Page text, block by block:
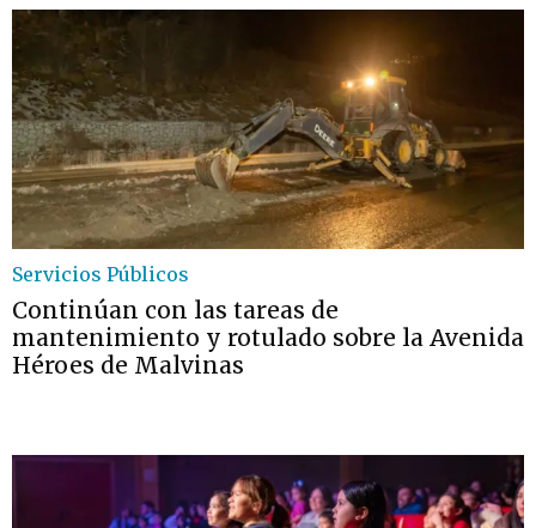
Servicios Públicos
Continúan con las tareas de
mantenimiento y rotulado sobre la Avenida
Héroes de Malvinas